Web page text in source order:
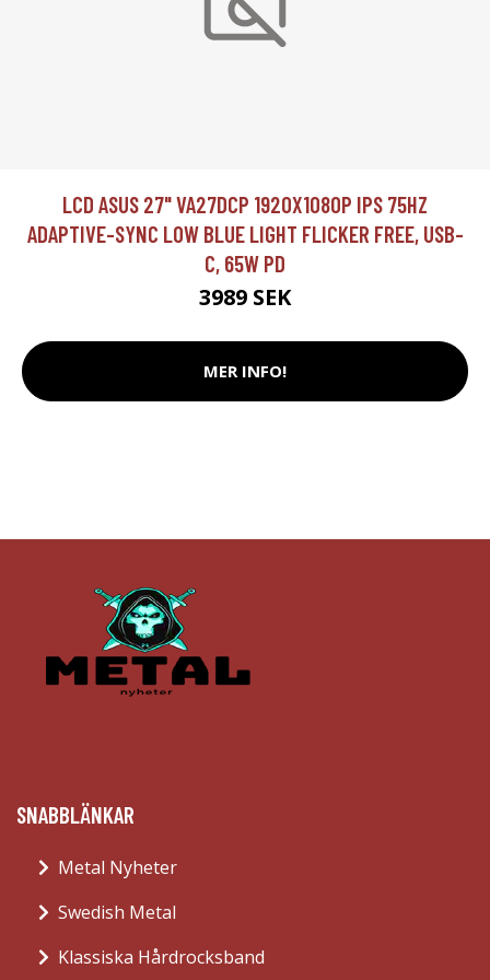
LCD ASUS 27" VA27DCP 1920X1080P IPS 75HZ
ADAPTIVE-SYNC LOW BLUE LIGHT FLICKER FREE, USB-
C, 65W PD
3989 SEK
MER INFO!
SNABBLÄNKAR
Metal Nyheter
Swedish Metal
Klassiska Hårdrocksband